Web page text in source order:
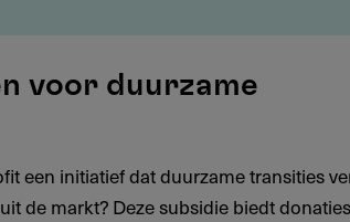
voor duurzame
een initiatief dat duurzame transities
de markt? Deze subsidie biedt